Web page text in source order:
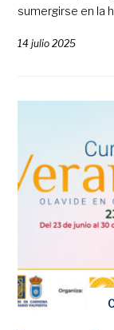
sumergirse en la
14 julio 2025